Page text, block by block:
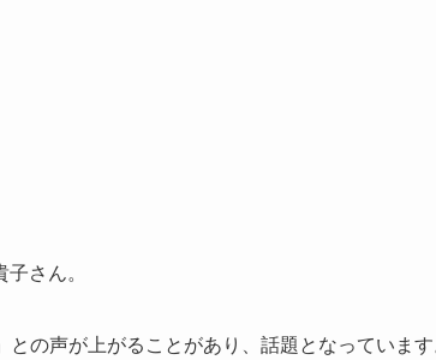
さん。
」との声が上がることがあり、話題となっていま